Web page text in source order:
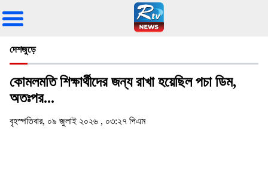
দেশজুড়ে
কোমলমতি শিক্ষার্থীদের জন্য রাখা হয়েছিল পচা ডিম,
অতঃপর...
বৃহস্পতিবার, ০৯ জুলাই ২০২৬ , ০৩:২৭ পিএম